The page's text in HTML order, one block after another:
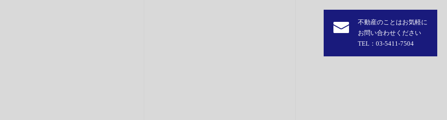
不動産のことはお気軽に
お問い合わせください
TEL：03-5411-7504